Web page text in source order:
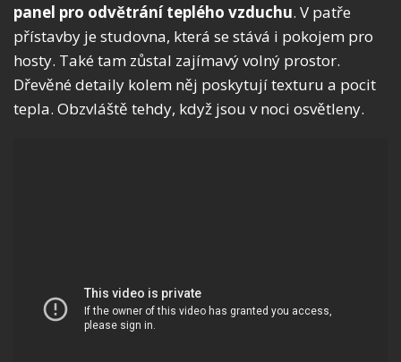
panel pro odvětrání teplého vzduchu. V patře
přístavby je studovna, která se stává i pokojem pro
hosty. Také tam zůstal zajímavý volný prostor.
Dřevěné detaily kolem něj poskytují texturu a pocit
tepla. Obzvláště tehdy, když jsou v noci osvětleny.